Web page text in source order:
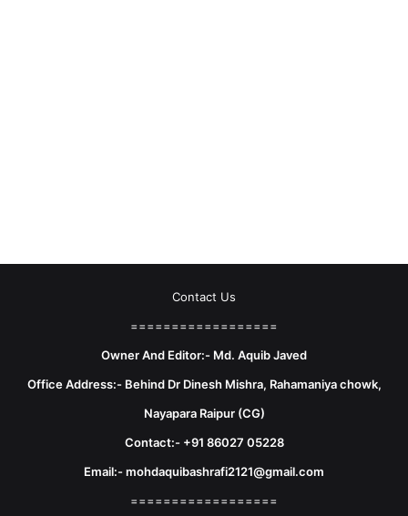
Contact Us
==================
Owner And Editor:- Md. Aquib Javed
Office Address:- Behind Dr Dinesh Mishra, Rahamaniya chowk,
Nayapara Raipur (CG)
Contact:- +91 86027 05228
Email:- mohdaquibashrafi2121@gmail.com
==================